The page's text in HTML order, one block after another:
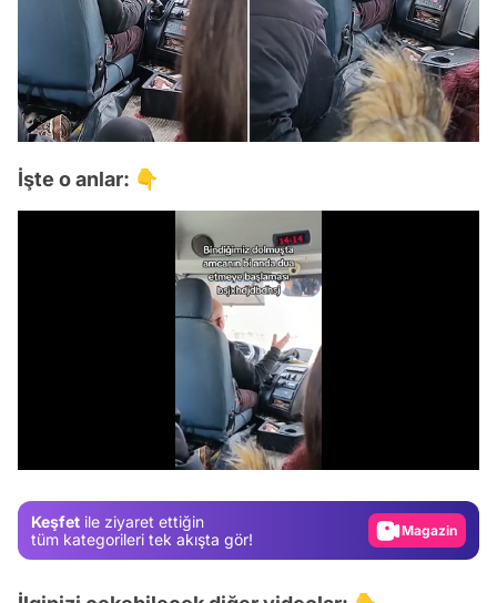
İşte o anlar: 👇
Keşfet ile ziyaret ettiğin
tüm kategorileri tek akışta gör!
Video